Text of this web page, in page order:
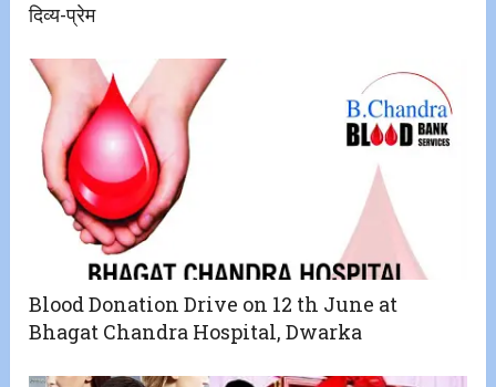
दिव्य-प्रेम
Blood Donation Drive on 12 th June at
Bhagat Chandra Hospital, Dwarka